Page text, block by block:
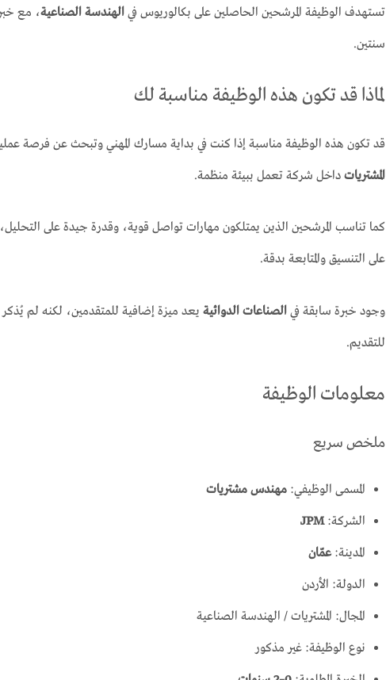
تستهدف الوظيفة المرشحين الحاصلين على بكالوريوس في الهندسة الصناعية
سنتين.
لماذا قد تكون هذه الوظيفة مناسبة لك
قد تكون هذه الوظيفة مناسبة إذا كنت في بداية مسارك المهني وتبحث عن فرصة
المشترياتداخل شركة تعمل ببيئة منظمة.
كما تناسب المرشحين الذين يمتلكون مهارات تواصل قوية، وقدرة جيدة على
على التنسيق والمتابعة بدقة.
وجود خبرة سابقة في الصناعات الدوائيةيعد ميزة إضافية للمتقدمين، لكنه لم
للتقديم.
معلومات الوظيفة
ملخص سريع
المسمى الوظيفي: مهندس مشتريات
الشركة:JPM
المدينة:عمّان
الدولة: الأردن
المجال: المشتريات / الهندسة الصناعية
نوع الوظيفة: غير مذكور